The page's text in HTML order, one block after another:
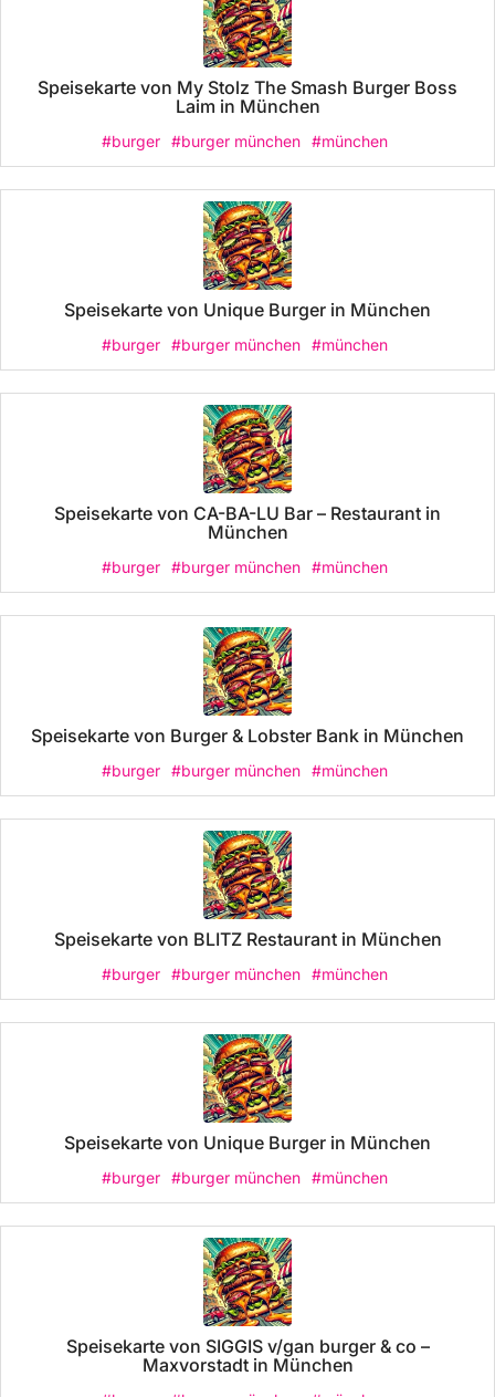
Speisekarte von My Stolz The Smash Burger Boss
Laim in München
#burger #burger münchen #münchen
Speisekarte von Unique Burger in München
#burger #burger münchen #münchen
Speisekarte von CA-BA-LU Bar – Restaurant in
München
#burger #burger münchen #münchen
Speisekarte von Burger & Lobster Bank in München
#burger #burger münchen #münchen
Speisekarte von BLITZ Restaurant in München
#burger #burger münchen #münchen
Speisekarte von Unique Burger in München
#burger #burger münchen #münchen
Speisekarte von SIGGIS v/gan burger & co –
Maxvorstadt in München